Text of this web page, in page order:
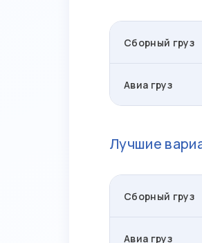
Сборный груз
Авиа груз
Лучшие
Сборный груз
Авиа груз